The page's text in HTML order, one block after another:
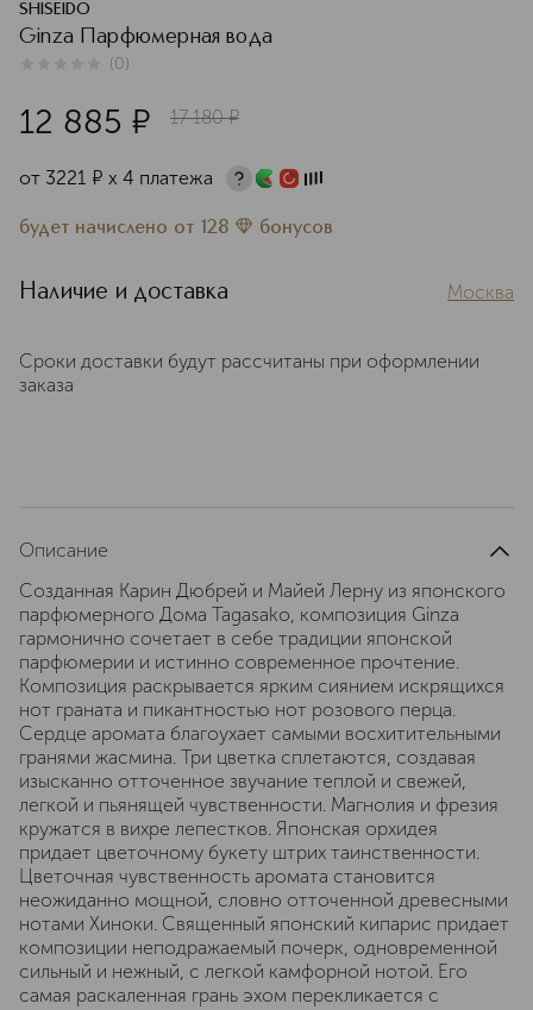
SHISEIDO
Ginza Парфюмерная вода
(0)
12 885 ¤ 17 180 ¤
от 3221 ¤ х 4 платежа
будет начислено от 128 бонусов
Наличие и доставка Москва
Сроки доставки будут рассчитаны при оформлении
заказа
Описание
Созданная Карин Дюбрей и Майей Лерну из японского
парфюмерного Дома Tagasako, композиция Ginza
гармонично сочетает в себе традиции японской
парфюмерии и истинно современное прочтение.
Композиция раскрывается ярким сиянием искрящихся
нот граната и пикантностью нот розового перца.
Сердце аромата благоухает самыми восхитительными
гранями жасмина. Три цветка сплетаются, создавая
изысканно отточенное звучание теплой и свежей,
легкой и пьянящей чувственности. Магнолия и фрезия
кружатся в вихре лепестков. Японская орхидея
придает цветочному букету штрих таинственности.
Цветочная чувственность аромата становится
неожиданно мощной, словно отточенной древесными
нотами Хиноки. Священный японский кипарис придает
композиции неподражаемый почерк, одновременной
сильный и нежный, с легкой камфорной нотой. Его
самая раскаленная грань эхом перекликается с